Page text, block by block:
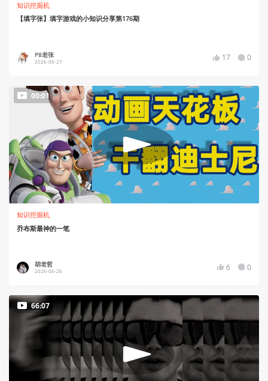
知识挖掘机
【填字张】填字游戏的小知识分享第176期
P8老张
2026-06-27 17 0
00:01
知识挖掘机
乔布斯最神的一笔
胡老哲
2026-06-26 6 0
66:07